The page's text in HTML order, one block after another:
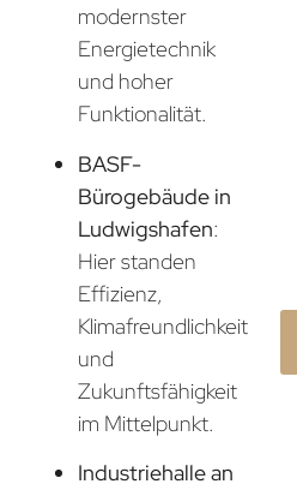
modernster
Energietechnik
und hoher
Funktionalität.
BASF-
Bürogebäude in
Ludwigshafen:
Hier standen
Effizienz,
Klimafreundlichkeit
und
Zukunftsfähigkeit
im Mittelpunkt.
Industriehalle an